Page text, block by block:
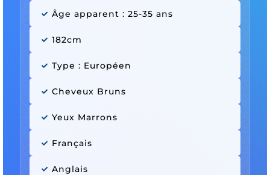
Âge apparent : 25-35 ans
182cm
Type : Européen
Cheveux Bruns
Yeux Marrons
Français
Anglais